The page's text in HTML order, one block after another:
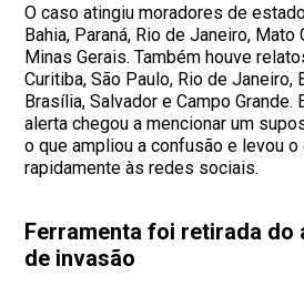
O caso atingiu moradores de
Bahia, Paraná, Rio de Janeiro,
Minas Gerais. Também houve
Curitiba, São Paulo, Rio de Janeiro,
Brasília, Salvador e Campo Grande.
alerta chegou a mencionar um
o que ampliou a confusão e levou
rapidamente às redes sociais.
Ferramenta foi retirada do
de invasão